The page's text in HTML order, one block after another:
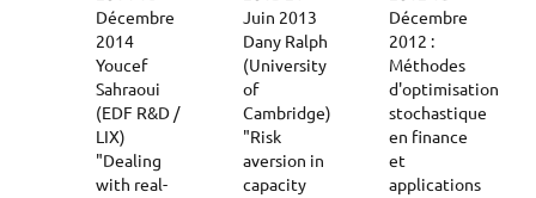
Décembre
2014
Youcef
Sahraoui
(EDF R&D /
LIX)
"Dealing
with real-
Juin 2013
Dany Ralph
(University
of
Cambridge)
"Risk
aversion in
capacity
Décembre
2012 :
Méthodes
d'optimisation
stochastique
en finance
et
applications